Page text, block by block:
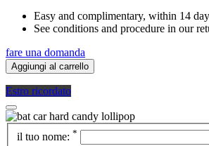
Easy and complimentary, within 14
See conditions and procedure in our
fare una domanda
Aggiungi al carrello
Estro ricordato
il tuo nome: *